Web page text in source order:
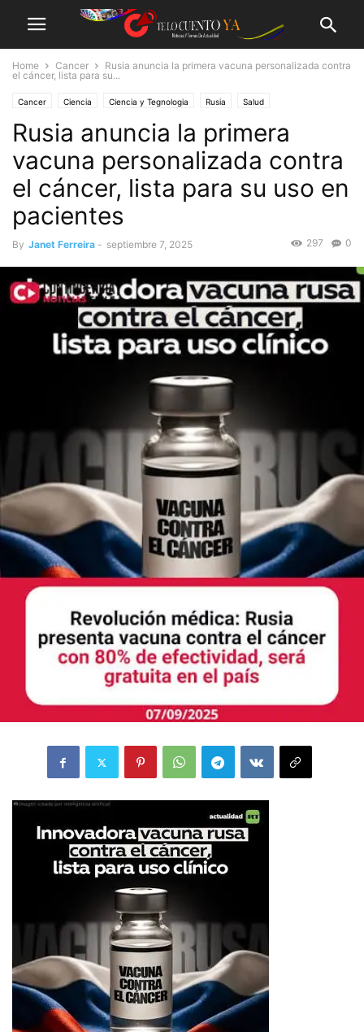
Home Cancer
Rusia anuncia la primera vacuna personalizada contra
el cáncer, lista para su...
Cancer Ciencia Ciencia y Tegnologia Rusia Salud
Vacuna contra el cáncer
Rusia anuncia la primera
vacuna personalizada contra
el cáncer, lista para su uso en
pacientes
By Janet Ferreira - septiembre 7, 2025 0
297